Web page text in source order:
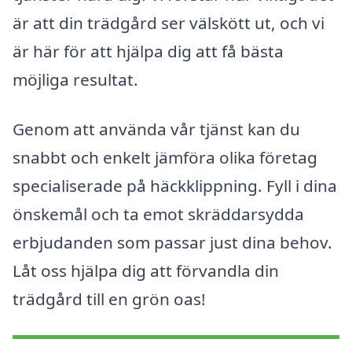
är att din trädgård ser välskött ut, och vi
är här för att hjälpa dig att få bästa
möjliga resultat.
Genom att använda vår tjänst kan du
snabbt och enkelt jämföra olika företag
specialiserade på häckklippning. Fyll i dina
önskemål och ta emot skräddarsydda
erbjudanden som passar just dina behov.
Låt oss hjälpa dig att förvandla din
trädgård till en grön oas!